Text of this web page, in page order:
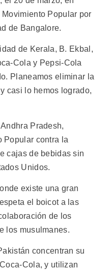
Popular por
de Bangalore.
de Kerala, B. Ekbal,
Cola y Pepsi-Cola
Planeamos eliminar la
casi lo hemos logrado,
Pradesh,
Popular contra la
cajas de bebidas sin
Unidos.
existe una gran
el boicot a las
de los
los musulmanes.
concentran su
Cola, y utilizan